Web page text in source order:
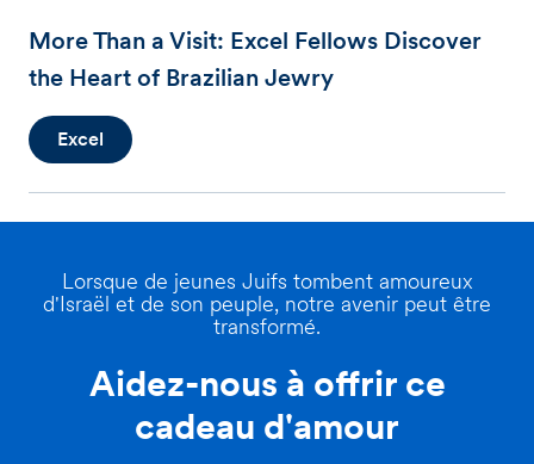
More Than a Visit: Excel Fellows Discover
the Heart of Brazilian Jewry
Excel
Lorsque de jeunes Juifs tombent amoureux
d'Israël et de son peuple, notre avenir peut être
transformé.
Aidez-nous à offrir ce
cadeau d'amour